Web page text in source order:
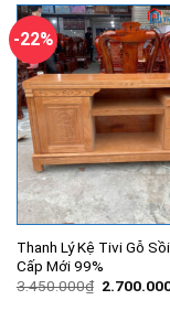
-22%
Thanh Lý Kệ Tivi Gỗ
Cấp Mới 99%
3.450.000₫ Giá